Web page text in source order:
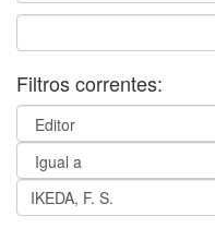
Filtros correntes: